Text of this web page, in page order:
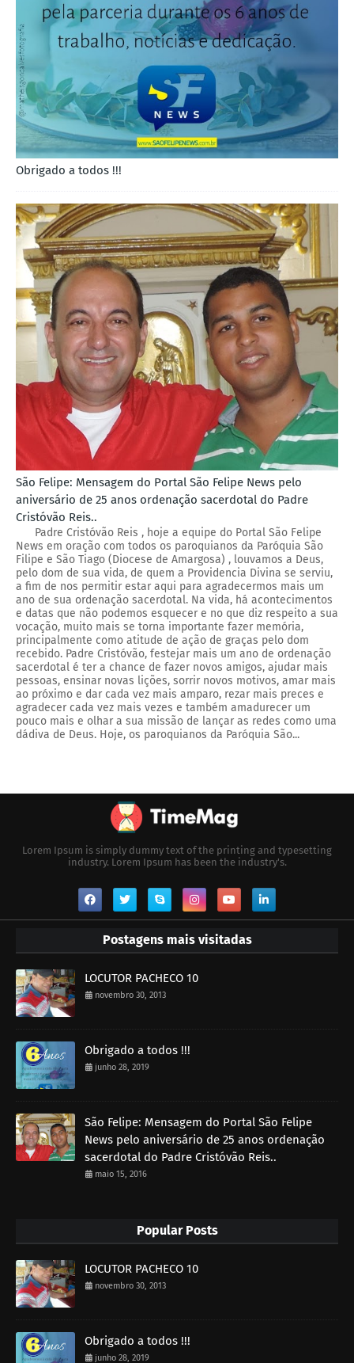
Obrigado a todos !!!
São Felipe: Mensagem do Portal São Felipe News pelo
aniversário de 25 anos ordenação sacerdotal do Padre
Cristóvão Reis..
Padre Cristóvão Reis , hoje a equipe do Portal São Felipe
News em oração com todos os paroquianos da Paróquia São
Filipe e São Tiago (Diocese de Amargosa) , louvamos a Deus,
pelo dom de sua vida, de quem a Providencia Divina se serviu,
a fim de nos permitir estar aqui para agradecermos mais um
ano de sua ordenação sacerdotal. Na vida, há acontecimentos
e datas que não podemos esquecer e no que diz respeito a sua
vocação, muito mais se torna importante fazer memória,
principalmente como atitude de ação de graças pelo dom
recebido. Padre Cristóvão, festejar mais um ano de ordenação
sacerdotal é ter a chance de fazer novos amigos, ajudar mais
pessoas, ensinar novas lições, sorrir novos motivos, amar mais
ao próximo e dar cada vez mais amparo, rezar mais preces e
agradecer cada vez mais vezes e também amadurecer um
pouco mais e olhar a sua missão de lançar as redes como uma
dádiva de Deus. Hoje, os paroquianos da Paróquia São...
Lorem Ipsum is simply dummy text of the printing and typesetting
industry. Lorem Ipsum has been the industry's.
Postagens mais visitadas
LOCUTOR PACHECO 10
novembro 30, 2013
Obrigado a todos !!!
junho 28, 2019
São Felipe: Mensagem do Portal São Felipe
News pelo aniversário de 25 anos ordenação
sacerdotal do Padre Cristóvão Reis..
maio 15, 2016
Popular Posts
LOCUTOR PACHECO 10
novembro 30, 2013
Obrigado a todos !!!
junho 28, 2019